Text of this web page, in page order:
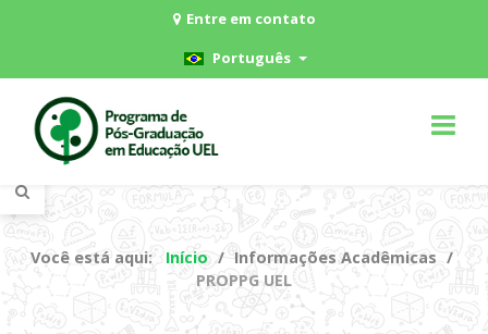
Entre em contato
Português
Você está aqui: Início
Informações Acadêmicas
PROPPG UEL